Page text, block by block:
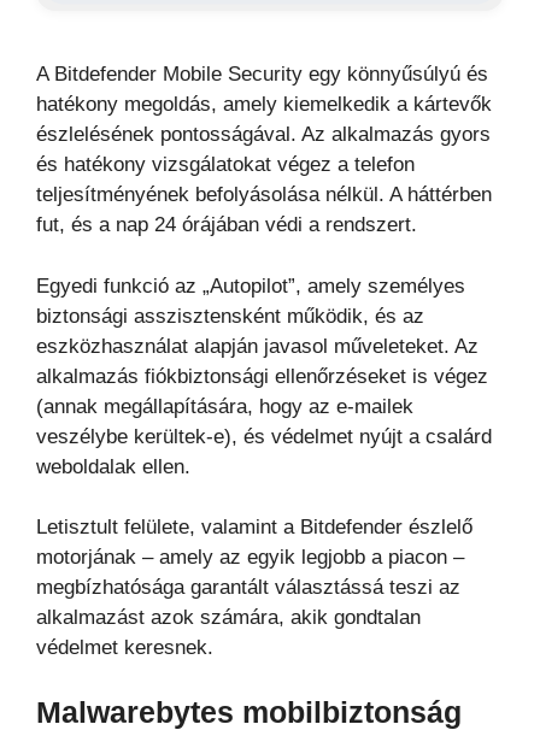
A Bitdefender Mobile Security egy könnyűsúlyú és
hatékony megoldás, amely kiemelkedik a kártevők
észlelésének pontosságával. Az alkalmazás gyors
és hatékony vizsgálatokat végez a telefon
teljesítményének befolyásolása nélkül. A háttérben
fut, és a nap 24 órájában védi a rendszert.
Egyedi funkció az „Autopilot”, amely személyes
biztonsági asszisztensként működik, és az
eszközhasználat alapján javasol műveleteket. Az
alkalmazás fiókbiztonsági ellenőrzéseket is végez
(annak megállapítására, hogy az e-mailek
veszélybe kerültek-e), és védelmet nyújt a csalárd
weboldalak ellen.
Letisztult felülete, valamint a Bitdefender észlelő
motorjának – amely az egyik legjobb a piacon –
megbízhatósága garantált választássá teszi az
alkalmazást azok számára, akik gondtalan
védelmet keresnek.
Malwarebytes mobilbiztonság